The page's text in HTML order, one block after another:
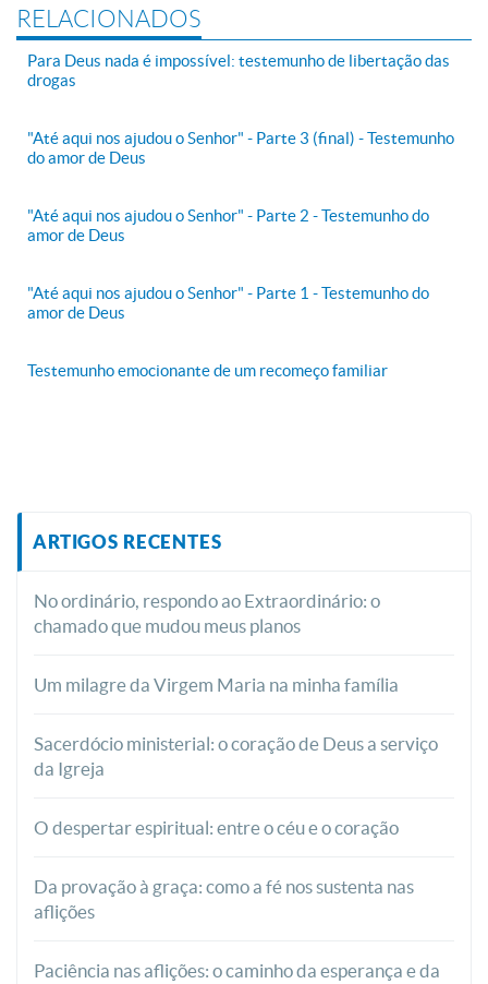
RELACIONADOS
Para Deus nada é impossível: testemunho de libertação das
drogas
"Até aqui nos ajudou o Senhor" - Parte 3 (final) - Testemunho
do amor de Deus
"Até aqui nos ajudou o Senhor" - Parte 2 - Testemunho do
amor de Deus
"Até aqui nos ajudou o Senhor" - Parte 1 - Testemunho do
amor de Deus
Testemunho emocionante de um recomeço familiar
ARTIGOS RECENTES
No ordinário, respondo ao Extraordinário: o
chamado que mudou meus planos
Um milagre da Virgem Maria na minha família
Sacerdócio ministerial: o coração de Deus a serviço
da Igreja
O despertar espiritual: entre o céu e o coração
Da provação à graça: como a fé nos sustenta nas
aflições
Paciência nas aflições: o caminho da esperança e da